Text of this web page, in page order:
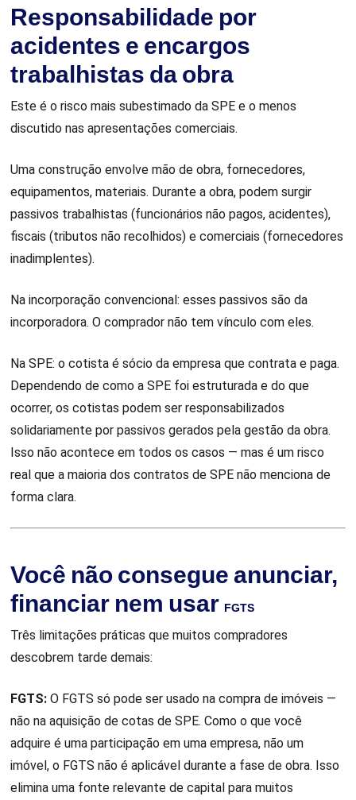
Responsabilidade por
acidentes e encargos
trabalhistas da obra
Este é o risco mais subestimado da SPE e o menos
discutido nas apresentações comerciais.
Uma construção envolve mão de obra, fornecedores,
equipamentos, materiais. Durante a obra, podem surgir
passivos trabalhistas (funcionários não pagos, acidentes),
fiscais (tributos não recolhidos) e comerciais (fornecedores
inadimplentes).
Na incorporação convencional: esses passivos são da
incorporadora. O comprador não tem vínculo com eles.
Na SPE: o cotista é sócio da empresa que contrata e paga.
Dependendo de como a SPE foi estruturada e do que
ocorrer, os cotistas podem ser responsabilizados
solidariamente por passivos gerados pela gestão da obra.
Isso não acontece em todos os casos — mas é um risco
real que a maioria dos contratos de SPE não menciona de
forma clara.
Você não consegue anunciar,
financiar nem usar FGTS
Três limitações práticas que muitos compradores
descobrem tarde demais:
FGTS: O FGTS só pode ser usado na compra de imóveis —
não na aquisição de cotas de SPE. Como o que você
adquire é uma participação em uma empresa, não um
imóvel, o FGTS não é aplicável durante a fase de obra. Isso
elimina uma fonte relevante de capital para muitos